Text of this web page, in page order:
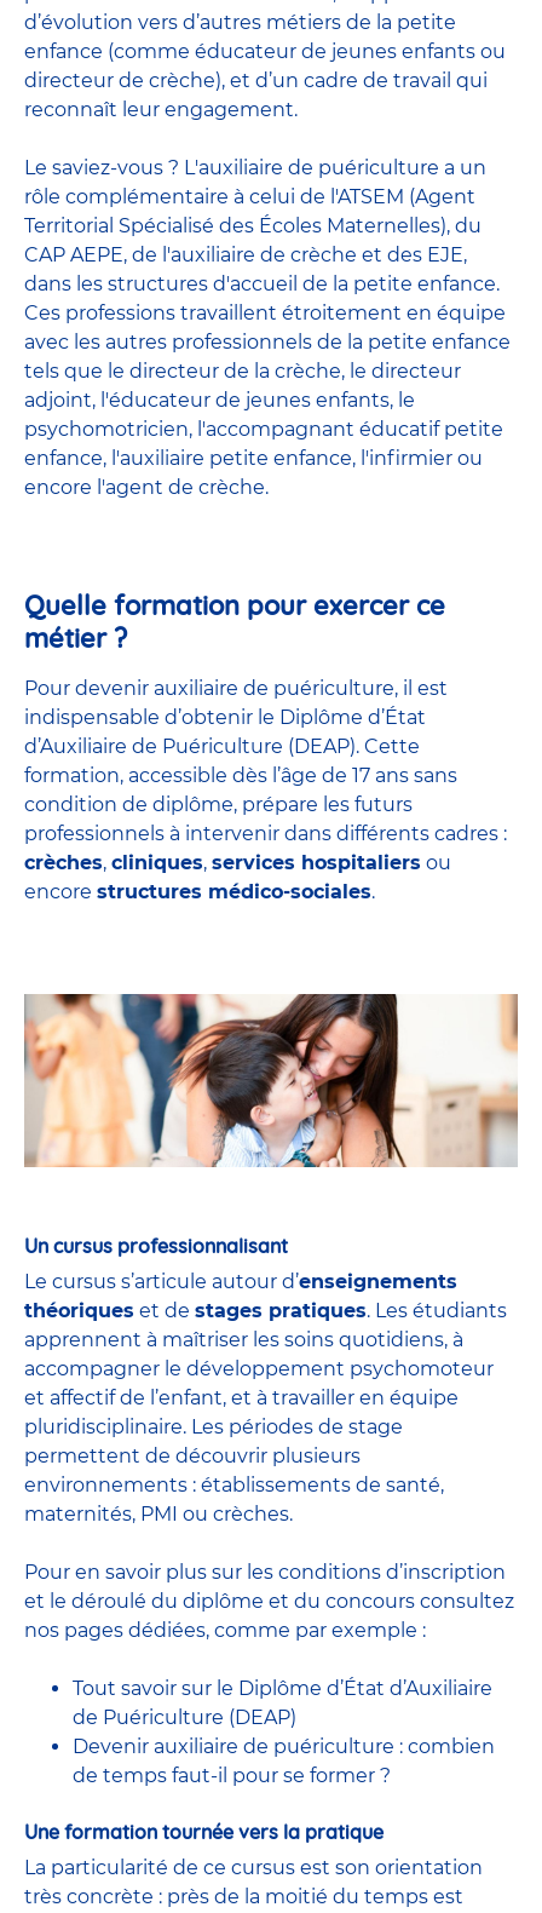
d’évolution vers d’autres métiers de la petite
enfance (comme éducateur de jeunes enfants ou
directeur de crèche), et d’un cadre de travail qui
reconnaît leur engagement.
Le saviez-vous ? L'auxiliaire de puériculture a un
rôle complémentaire à celui de l'ATSEM (Agent
Territorial Spécialisé des Écoles Maternelles), du
CAP AEPE, de l'auxiliaire de crèche et des EJE,
dans les structures d'accueil de la petite enfance.
Ces professions travaillent étroitement en équipe
avec les autres professionnels de la petite enfance
tels que le directeur de la crèche, le directeur
adjoint, l'éducateur de jeunes enfants, le
psychomotricien, l'accompagnant éducatif petite
enfance, l'auxiliaire petite enfance, l'infirmier ou
encore l'agent de crèche.
Quelle formation pour exercer ce
métier ?
Pour devenir auxiliaire de puériculture, il est
indispensable d’obtenir le Diplôme d’État
d’Auxiliaire de Puériculture (DEAP). Cette
formation, accessible dès l’âge de 17 ans sans
condition de diplôme, prépare les futurs
professionnels à intervenir dans différents cadres :
crèches, cliniques, services hospitaliers ou
encore structures médico-sociales.
Un cursus professionnalisant
Le cursus s’articule autour d’enseignements
théoriques et de stages pratiques. Les étudiants
apprennent à maîtriser les soins quotidiens, à
accompagner le développement psychomoteur
et affectif de l’enfant, et à travailler en équipe
pluridisciplinaire. Les périodes de stage
permettent de découvrir plusieurs
environnements : établissements de santé,
maternités, PMI ou crèches.
Pour en savoir plus sur les conditions d’inscription
et le déroulé du diplôme et du concours consultez
nos pages dédiées, comme par exemple :
Tout savoir sur le Diplôme d’État d’Auxiliaire
de Puériculture (DEAP)
Devenir auxiliaire de puériculture : combien
de temps faut-il pour se former ?
Une formation tournée vers la pratique
La particularité de ce cursus est son orientation
très concrète : près de la moitié du temps est